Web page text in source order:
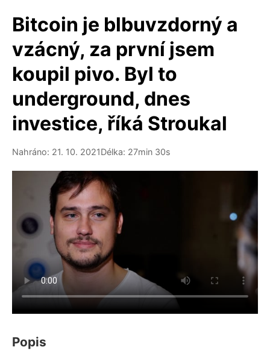
Bitcoin je blbuvzdorný a
vzácný, za první jsem
koupil pivo. Byl to
underground, dnes
investice, říká Stroukal
Nahráno: 21. 10. 2021Délka: 27min 30s
Popis